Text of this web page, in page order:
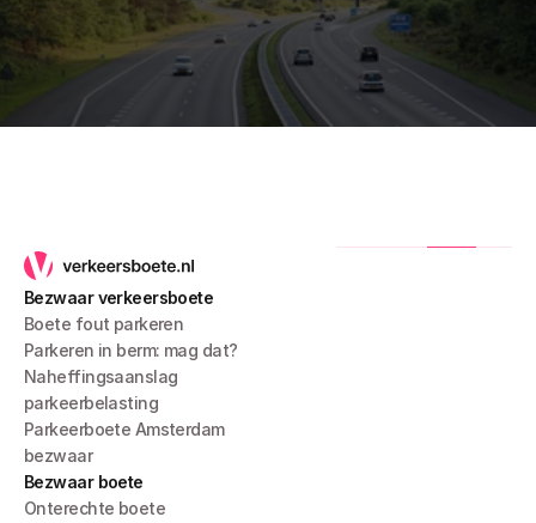
Bezwaar verkeersboete
Boete fout parkeren
Parkeren in berm: mag dat?
Naheffingsaanslag
parkeerbelasting
Parkeerboete Amsterdam
bezwaar
Bezwaar boete
Onterechte boete